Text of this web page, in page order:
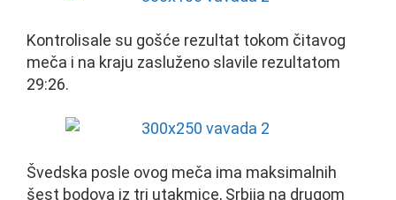
Kontrolisale su gošće rezultat tokom čitavog
meča i na kraju zasluženo slavile rezultatom
29:26.
Švedska posle ovog meča ima maksimalnih
šest bodova iz tri utakmice, Srbija na drugom